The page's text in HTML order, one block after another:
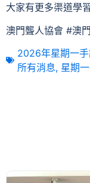
大家有更多渠道學
澳門聾人協會 #澳
2026年星期一
所有消息, 星期